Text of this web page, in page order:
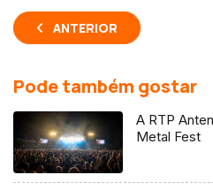
ANTERIOR
Pode também gostar
A RTP
Metal Fest